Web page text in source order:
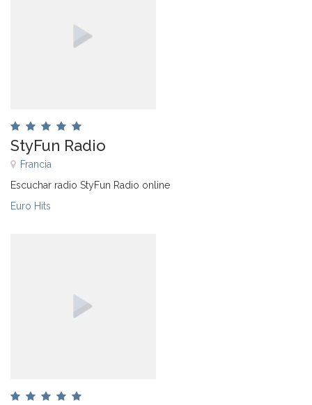
StyFun Radio
Francia
Escuchar radio StyFun Radio online
Euro Hits